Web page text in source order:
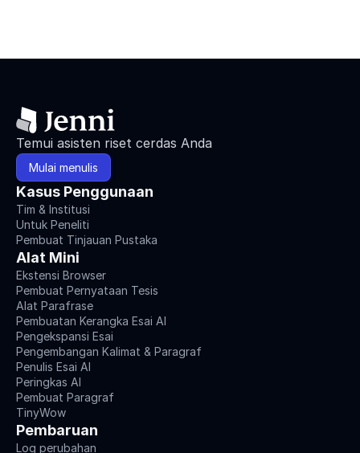
Temui asisten riset cerdas Anda
Mulai menulis
Kasus Penggunaan
Tim & Institusi
Untuk Peneliti
Pembuat Tinjauan Pustaka
Alat Mini
Ekstensi Browser
Pembuat Pernyataan Tesis
Alat Parafrase
Pembuatan Kerangka Esai AI
Pengekspansi Esai
Pengembangan Kalimat & Paragraf
Penulis Esai AI
Peringkas AI
Pembuat Paragraf
TinyWow
Pembaruan
Log perubahan